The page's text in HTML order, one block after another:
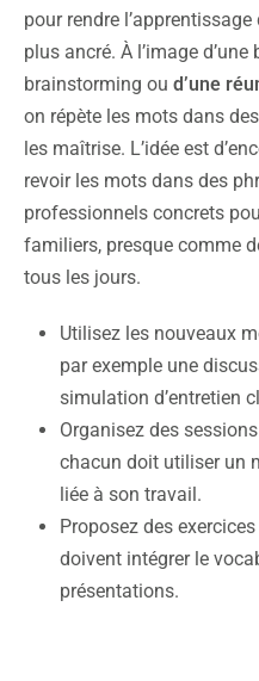
pour rendre
plus ancré. À l’image
brainstorming ou d’une
on répète les mots dans
les maîtrise. L’idée est
revoir les mots dans des
professionnels concrets
familiers, presque comme
tous les jours.
Utilisez les nouveaux
par exemple une
simulation d’entretien
Organisez des
chacun doit utiliser un
liée à son travail.
Proposez des
doivent intégrer le
présentations.